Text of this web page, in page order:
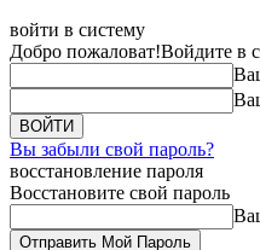
войти в систему
Добро пожаловат!Войдите в
Вы забыли свой пароль?
восстановление пароля
Восстановите свой пароль